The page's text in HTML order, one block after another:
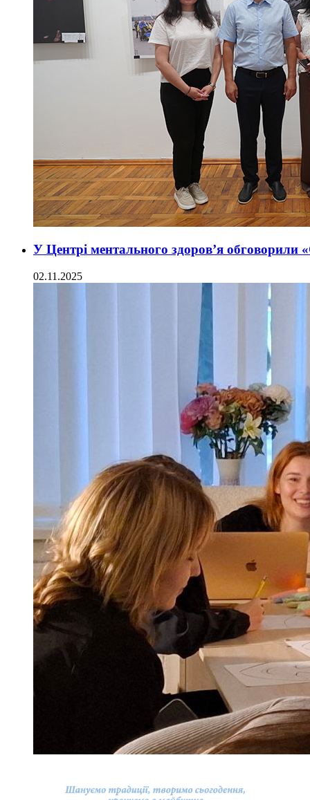
У Центрі ментального здоров’я обговорили
02.11.2025